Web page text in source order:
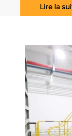
fabrication
fibres
de contrôle
ne sont plus
garantir
long terme
Lire la